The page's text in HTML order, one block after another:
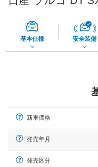
基本仕様 安全装備
新車価格
発売年月
発売区分